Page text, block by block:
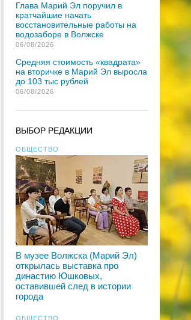
Глава Марий Эл поручил в
кратчайшие начать
восстановительные работы на
водозаборе в Волжске
06/08/2026
Средняя стоимость «квадрата»
на вторичке в Марий Эл выросла
до 103 тыс рублей
06/08/2026
ВЫБОР РЕДАКЦИИ
ОБЩЕСТВО
В музее Волжска (Марий Эл)
открылась выставка про
династию Юшковых,
оставившей след в истории
города
ОБЩЕСТВО